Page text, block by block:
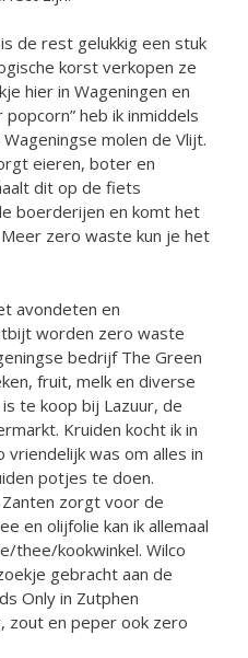
de rest gelukkig een stuk
korst verkopen ze
hier in Wageningen en
heb ik inmiddels
molen de Vlijt.
eieren, boter en
dit op de fiets
boerderijen en komt het
zero waste kun je het
avondeten en
worden zero waste
bedrijf The Green
fruit, melk en diverse
te koop bij Lazuur, de
Kruiden kocht ik in
vriendelijk was om alles in
potjes te doen.
zorgt voor de
en olijfolie kan ik allemaal
thee/kookwinkel. Wilco
gebracht aan de
Only in Zutphen
zout en peper ook zero